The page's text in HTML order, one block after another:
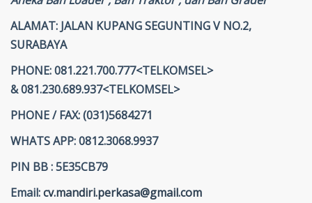
ALAMAT: JALAN KUPANG SEGUNTING V NO.2,
SURABAYA
PHONE: 081.221.700.777<TELKOMSEL>
& 081.230.689.937<TELKOMSEL>
PHONE / FAX: (031)5684271
WHATS APP: 0812.3068.9937
PIN BB : 5E35CB79
Email:cv.mandiri.perkasa@gmail.com